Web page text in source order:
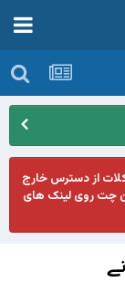
از دسترس خارج
چت روی لینک های